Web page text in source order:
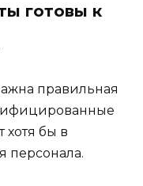
готовы к
правильная
хотя бы в
персонала.